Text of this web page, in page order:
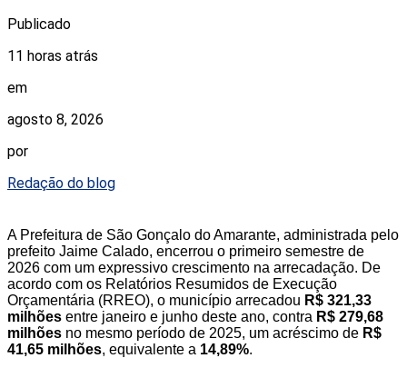
Publicado
11 horas atrás
em
agosto 8, 2026
por
Redação do blog
A Prefeitura de São Gonçalo do Amarante, administrada pelo
prefeito Jaime Calado, encerrou o primeiro semestre de
2026 com um expressivo crescimento na arrecadação. De
acordo com os Relatórios Resumidos de Execução
Orçamentária (RREO), o município arrecadou R$ 321,33
milhões entre janeiro e junho deste ano, contra R$ 279,68
milhões no mesmo período de 2025, um acréscimo de R$
41,65 milhões, equivalente a 14,89%.